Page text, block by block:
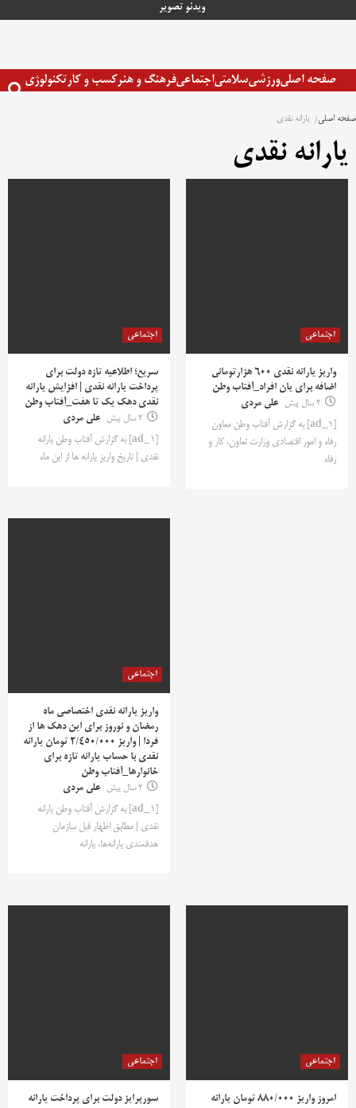
ویدئو تصویر
صفحه اصلیورزشیسلامتیاجتماعیفرهنگ و هنرکسب و کارتکنولوژی
صفحه اصلی یارانه نقدی
یارانه نقدی
اجتماعی
واریز یارانه نقدی 600 هزارتومانی
اضافه برای یان افراد_آفتاب وطن
2 سال پیش
علی مردی
[ad_1] به گزارش آفتاب وطن معاون
رفاه و امور اقتصادی وزارت تعاون، کار و
رفاه
اجتماعی
سریع؛ اطلاعیه‌ تازه دولت برای
پرداخت یارانه نقدی | افزایش یارانه
نقدی دهک یک تا هفت_آفتاب وطن
2 سال پیش
علی مردی
[ad_1] به گزارش آفتاب وطن یارانه
نقدی | تاریخ واریز یارانه ها از این ماه
اجتماعی
واریز یارانه نقدی اختصاصی ماه
رمضان و نوروز برای این دهک ها از
فردا | واریز 2/450/000 تومان یارانه
نقدی با حساب یارانه تازه برای
خانوارها_آفتاب وطن
2 سال پیش
علی مردی
[ad_1] به گزارش آفتاب وطن یارانه
نقدی | مطابق اظهار قبل سازمان
هدفمندی یارانه‌ها، یارانه
اجتماعی
امروز واریز 880/000 تومان یارانه
اجتماعی
سورپرایز دولت برای پرداخت یارانه